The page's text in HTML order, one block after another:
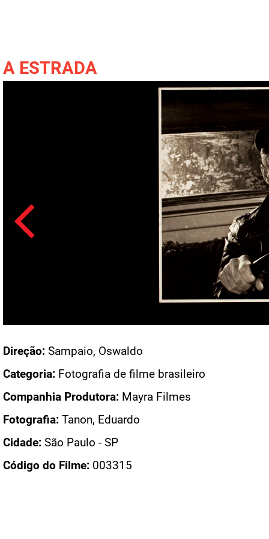
A ESTRADA
Direção: Sampaio, Oswaldo
Categoria: Fotografia de filme brasileiro
Companhia Produtora: Mayra Filmes
Fotografia: Tanon, Eduardo
Cidade: São Paulo - SP
Código do Filme: 003315